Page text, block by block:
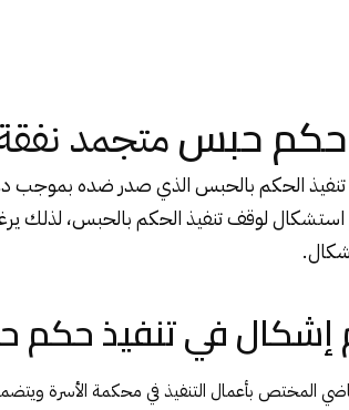
حكم حبسمتجمد
تنفيذ الحكم بالحبس الذي صدر ضده
استشكال لوقف تنفيذ الحكم بالحبس، لذلك
إشكال في تنفيذ
المختص بأعمال التنفيذ في محكمة الأسرة